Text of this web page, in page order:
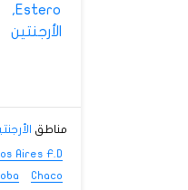
مناطق
Aires F.D.
Chaco